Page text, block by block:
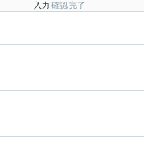
入力 確認完了